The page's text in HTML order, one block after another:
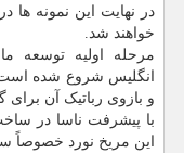
خواهند شد.
انگلیس شروع شده است
و بازوی رباتیک آن
با پیشرفت ناسا در
این مریخ نورد خصوصاً